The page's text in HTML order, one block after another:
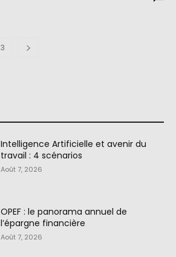
3
Intelligence Artificielle et avenir du
travail : 4 scénarios
Août 7, 2026
OPEF : le panorama annuel de
l’épargne financière
Août 7, 2026